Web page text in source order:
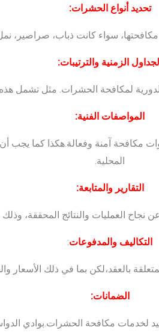
تحديد أنواع الحشرات:
سواء كانت ذباب، صراصير،
الزمنية والترتيبات:
لمكافحة الحشرات. مثل تشمل
المواصفات الفنية:
مكافحة آمنة وفعالة.هكذا كما يجب أن
المحلية.
التقارير والمتابعة:
العمليات والنتائج المحققة،
التكاليف والمدفوعات:
بالعقد،لكن بما في ذلك الأسعار
الضمانات:
لخدمات مكافحة الحشرات.بوادي